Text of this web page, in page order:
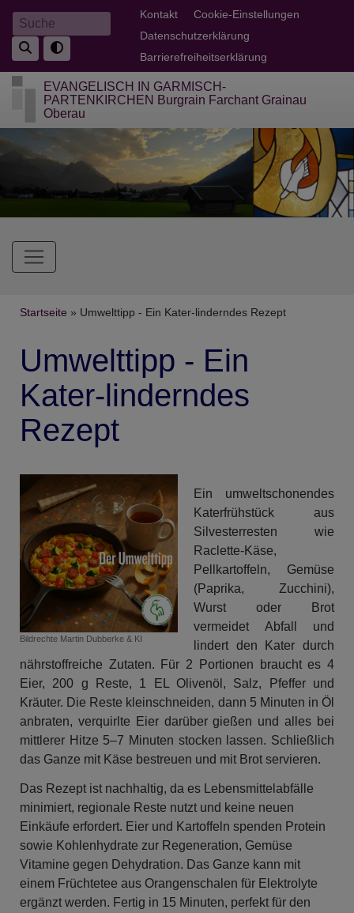
Direkt
zum
Inhalt
Suche Fußbereichsmenü
Kontakt
Cookie-Einstellungen
Datenschutzerklärung
Barrierefreiheitserklärung
EVANGELISCH IN GARMISCH-
PARTENKIRCHEN Burgrain Farchant Grainau
Oberau
Hauptnavigation
Breadcrumb
Startseite Umwelttipp - Ein Kater-linderndes Rezept
Umwelttipp - Ein
Kater-linderndes
Rezept
Bildrechte Martin Dubberke & KI
Ein umweltschonendes
Katerfrühstück aus
Silvesterresten wie
Raclette-Käse,
Pellkartoffeln, Gemüse
(Paprika, Zucchini),
Wurst oder Brot
vermeidet Abfall und
lindert den Kater durch
nährstoffreiche Zutaten. Für 2 Portionen braucht es 4
Eier, 200 g Reste, 1 EL Olivenöl, Salz, Pfeffer und
Kräuter. Die Reste kleinschneiden, dann 5 Minuten in Öl
anbraten, verquirlte Eier darüber gießen und alles bei
mittlerer Hitze 5–7 Minuten stocken lassen. Schließlich
das Ganze mit Käse bestreuen und mit Brot servieren.
​Das Rezept ist nachhaltig, da es Lebensmittelabfälle
minimiert, regionale Reste nutzt und keine neuen
Einkäufe erfordert. Eier und Kartoffeln spenden Protein
sowie Kohlenhydrate zur Regeneration, Gemüse
Vitamine gegen Dehydration. Das Ganze kann mit
einem Früchtetee aus Orangenschalen für Elektrolyte
ergänzt werden. Fertig in 15 Minuten, perfekt für den